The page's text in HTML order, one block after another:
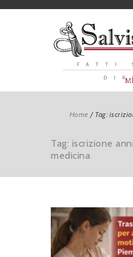
FATTI
Home / Tag:
Tag: iscrizione
medicina